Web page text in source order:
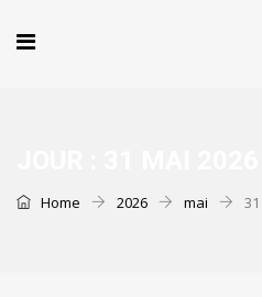
Home 2026 mai 31